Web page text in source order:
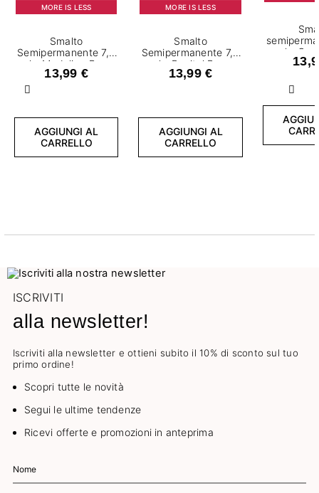
Precedente
MORE IS LESS
Smalto
Semipermanente 7,2
ml - Modeling Base
Calcium Blush
13,99 €
AGGIUNGI AL
CARRELLO
MORE IS LESS
Smalto
Semipermanente 7,2
ml - Revital Base
Fiber Blinking Cover
13,99 €
AGGIUNGI AL
CARRELLO
ml -
Protein
ISCRIVITI
alla newsletter!
Iscriviti alla newsletter e ottieni subito il 10% di sconto sul tuo
primo ordine!
Scopri tutte le novità
Segui le ultime tendenze
Ricevi offerte e promozioni in anteprima